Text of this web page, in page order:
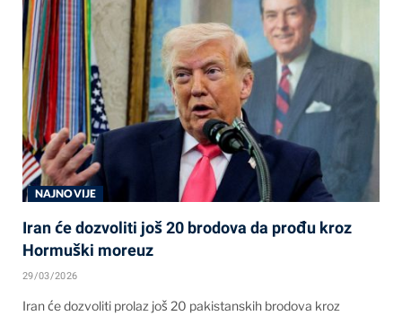
NAJNOVIJE
Iran će dozvoliti još 20 brodova da prođu kroz
Hormuški moreuz
29/03/2026
Iran će dozvoliti prolaz još 20 pakistanskih brodova kroz